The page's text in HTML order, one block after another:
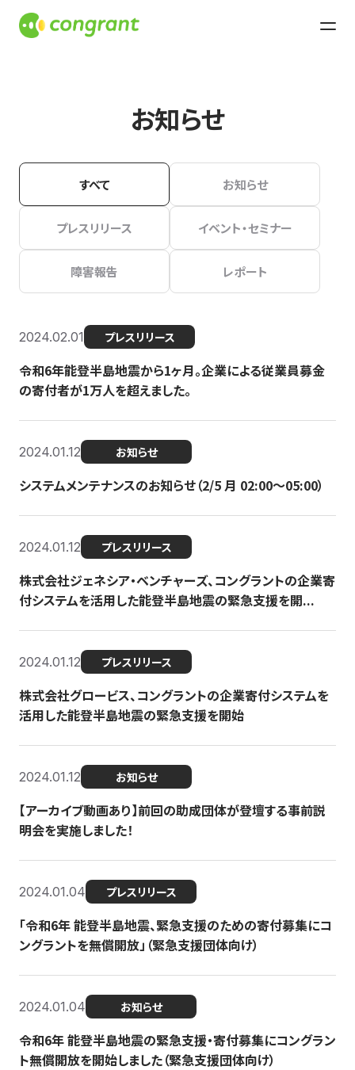
お知らせ
すべて お知らせ
プレスリリース イベント・セミナー
障害報告 レポート
2024.02.01 プレスリリース
令和6年能登半島地震から1ヶ月。企業による従業員募金
の寄付者が1万人を超えました。
2024.01.12 お知らせ
システムメンテナンスのお知らせ（2/5 月 02:00〜05:00）
2024.01.12 プレスリリース
株式会社ジェネシア・ベンチャーズ、コングラントの企業寄
付システムを活用した能登半島地震の緊急支援を開...
2024.01.12 プレスリリース
株式会社グロービス、コングラントの企業寄付システムを
活用した能登半島地震の緊急支援を開始
2024.01.12 お知らせ
【アーカイブ動画あり】前回の助成団体が登壇する事前説
明会を実施しました！
2024.01.04 プレスリリース
「令和6年 能登半島地震、緊急支援のための寄付募集にコ
ングラントを無償開放」（緊急支援団体向け）
2024.01.04 お知らせ
令和6年 能登半島地震の緊急支援・寄付募集にコングラン
ト無償開放を開始しました（緊急支援団体向け）